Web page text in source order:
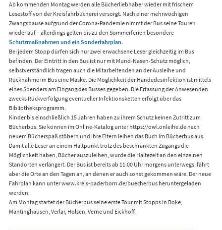
Ab kommenden Montag werden alle Bücherliebhaber wieder mit frischem
Lesestoff von der Kreisfahrbücherei versorgt. Nach einer mehrwöchigen
Zwangspause aufgrund der Corona-Pandemie nimmt der Bus seine Touren
wieder auf – allerdings gelten bis zu den Sommerferien besondere
Schutzmaßnahmen und ein Sonderfahrplan.
Bei jedem Stopp dürfen sich nur zwei erwachsene Leser gleichzeitig im Bus
befinden. Der Eintritt in den Bus ist nur mit Mund-Nasen-Schutz möglich,
selbstverständlich tragen auch die Mitarbeitenden an der Ausleihe und
Rücknahme im Bus eine Maske. Die Möglichkeit der Händedesinfektion ist mittels
eines Spenders am Eingang des Busses gegeben. Die Erfassung der Anwesenden
zwecks Rückverfolgung eventueller Infektionsketten erfolgt über das
Bibliotheksprogramm.
Kinder bis einschließlich 15 Jahren haben zu ihrem Schutz keinen Zutritt zum
Bücherbus. Sie können im Online-Katalog unter https://owl.onleihe.de nach
neuem Bücherspaß stöbern und ihre Eltern leihen das Buch im Bücherbus aus.
Damit alle Leser an einem Haltpunkt trotz des beschränkten Zugangs die
Möglichkeit haben, Bücher auszuleihen, wurde die Haltezeit an den einzelnen
Standorten verlängert. Der Bus ist bereits ab 11.00 Uhr morgens unterwegs, fährt
aber die Orte an den Tagen an, an denen er auch sonst gekommen wäre. Der neue
Fahrplan kann unter www.kreis-paderborn.de/buecherbus heruntergeladen
werden.
Am Montag startet der Bücherbus seine erste Tour mit Stopps in Boke,
Mantinghausen, Verlar, Holsen, Verne und Eickhoff.